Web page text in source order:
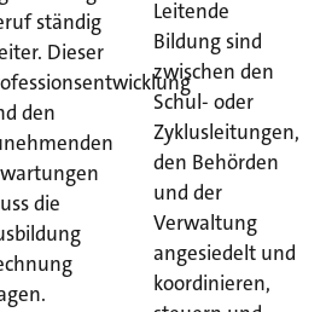
ständig
Dieser
den
die
Leitende
Bildung sind
zwischen den
Schul- oder
Zyklusleitungen,
den Behörden
und der
Verwaltung
angesiedelt und
koordinieren,